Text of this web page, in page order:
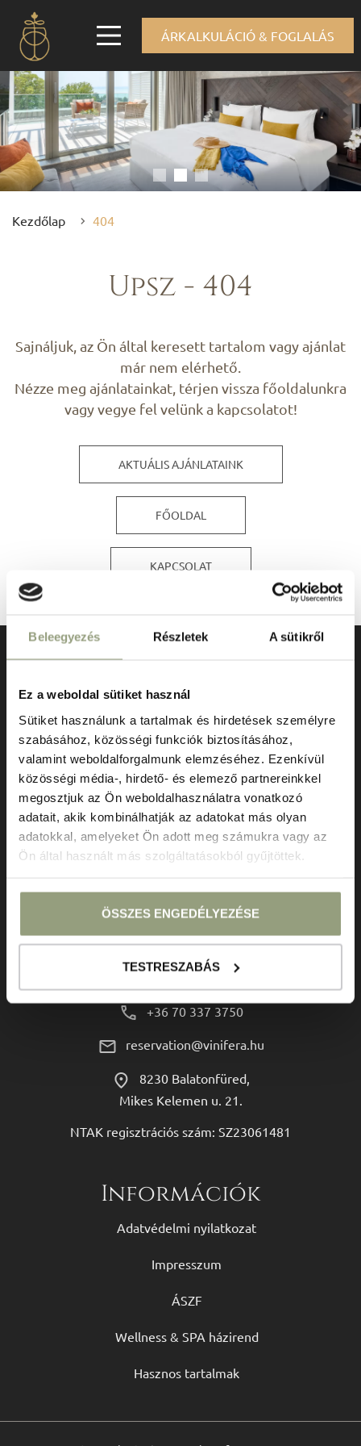
Beleegyezés Részletek A sütikről
Ez a weboldal sütiket használ
Sütiket használunk a tartalmak és hirdetések személyre
szabásához, közösségi funkciók biztosításához,
valamint weboldalforgalmunk elemzéséhez. Ezenkívül
közösségi média-, hirdető- és elemező partnereinkkel
megosztjuk az Ön weboldalhasználatra vonatkozó
adatait, akik kombinálhatják az adatokat más olyan
adatokkal, amelyeket Ön adott meg számukra vagy az
Ön által használt más szolgáltatásokból gyűjtöttek.
ÖSSZES ENGEDÉLYEZÉSE
TESTRESZABÁS
ÁRKALKULÁCIÓ & FOGLALÁS
Kezdőlap 404
Upsz - 404
Sajnáljuk, az Ön által keresett tartalom vagy ajánlat
már nem elérhető.
Nézze meg ajánlatainkat, térjen vissza főoldalunkra
vagy vegye fel velünk a kapcsolatot!
AKTUÁLIS AJÁNLATAINK
FŐOLDAL
KAPCSOLAT
ÚTVONALTERVEZŐ
Kapcsolat
+36 70 337 3750
reservation@vinifera.hu
8230 Balatonfüred,
Mikes Kelemen u. 21.
NTAK regisztrációs szám: SZ23061481
Információk
Adatvédelmi nyilatkozat
Impresszum
ÁSZF
Wellness & SPA házirend
Hasznos tartalmak